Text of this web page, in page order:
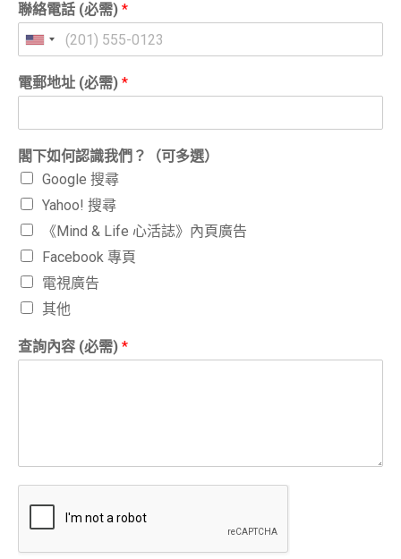
聯絡電話 (必需) *
電郵地址 (必需) *
閣下如何認識我們？（可多選）
Google 搜尋
Yahoo! 搜尋
《Mind & Life 心活誌》內頁廣告
Facebook 專頁
電視廣告
其他
查詢內容 (必需) *